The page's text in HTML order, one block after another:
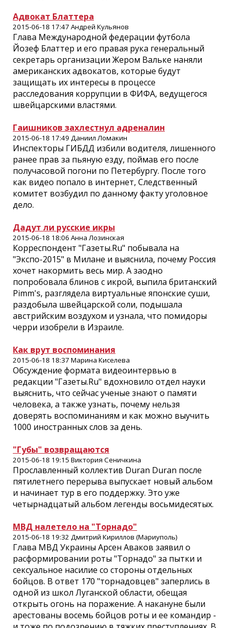
Адвокат Блаттера
2015-06-18 17:47 Андрей Кульянов
Глава Международной федерации футбола
Йозеф Блаттер и его правая рука генеральный
секретарь организации Жером Вальке наняли
американских адвокатов, которые будут
защищать их интересы в процессе
расследования коррупции в ФИФА, ведущегося
швейцарскими властями.
Гаишников захлестнул адреналин
2015-06-18 17:49 Даниил Ломакин
Инспекторы ГИБДД избили водителя, лишенного
ранее прав за пьяную езду, поймав его после
получасовой погони по Петербургу. После того
как видео попало в интернет, Следственный
комитет возбудил по данному факту уголовное
дело.
Дадут ли русские икры
2015-06-18 18:06 Анна Лозинская
Корреспондент "Газеты.Ru" побывала на
"Экспо-2015" в Милане и выяснила, почему Россия
хочет накормить весь мир. А заодно
попробовала блинов с икрой, выпила британский
Pimm's, разглядела виртуальные японские суши,
раздобыла швейцарской соли, подышала
австрийским воздухом и узнала, что помидоры
черри изобрели в Израиле.
Как врут воспоминания
2015-06-18 18:37 Марина Киселева
Обсуждение формата видеоинтервью в
редакции "Газеты.Ru" вдохновило отдел науки
выяснить, что сейчас ученые знают о памяти
человека, а также узнать, почему нельзя
доверять воспоминаниям и как можно выучить
1000 иностранных слов за день.
"Губы" возвращаются
2015-06-18 19:15 Виктория Сеничкина
Прославленный коллектив Duran Duran после
пятилетнего перерыва выпускает новый альбом
и начинает тур в его поддержку. Это уже
четырнадцатый альбом легенды восьмидесятых.
МВД налетело на "Торнадо"
2015-06-18 19:32 Дмитрий Кириллов (Мариуполь)
Глава МВД Украины Арсен Аваков заявил о
расформировании роты "Торнадо" за пытки и
сексуальное насилие со стороны отдельных
бойцов. В ответ 170 "торнадовцев" заперлись в
одной из школ Луганской области, обещая
открыть огонь на поражение. А накануне были
арестованы восемь бойцов роты и ее командир -